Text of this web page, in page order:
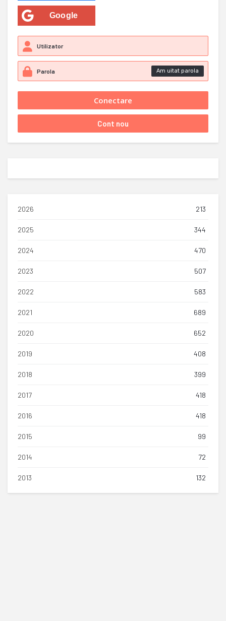
Google
Am uitat parola
2026 213
2025 344
2024 470
2023 507
2022 583
2021 689
2020 652
2019 408
2018 399
2017 418
2016 418
2015 99
2014 72
2013 132